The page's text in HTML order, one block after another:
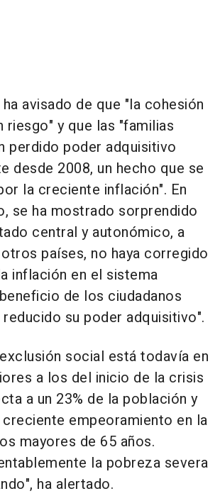
avisado de que "la cohesión
riesgo" y que las "familias
perdido poder adquisitivo
desde 2008, un hecho que se
la creciente inflación". En
se ha mostrado sorprendido
central y autonómico, a
países, no haya corregido
inflación en el sistema
de los ciudadanos
su poder adquisitivo".
social está todavía en
a los del inicio de la crisis
a un 23% de la población y
empeoramiento en la
mayores de 65 años.
la pobreza severa
ha alertado.